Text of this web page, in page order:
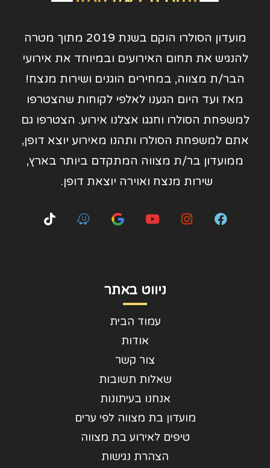
מועדון הסולרו הוקם בשנת 2019 מתוך מטרה
להנגיש את תחום האירועים ובמיוחד את אירועי
הבר/ת מצווה, במחירים הוגנים ושירות מנצח!
מאז ועד היום הגענו לאלפי לקוחות שהצטרפו
למשפחת הסולרו וחגגו אצלנו אירוע. הצטרפו גם
אתם למשפחת הסולרו ותהנו מאירוע יוצא דופן,
ממועדון בר/ת מצווה המתקדם ביותר בארץ,
שירות מנצח ואוירה יוצאת דופן.
ניווט באתר
עמוד הבית
אודות
צור קשר
שאלות תשובות
אנחנו בעיתונות
מועדון בת מצווה לפי ערים
טיפים לאירוע בת מצווה
הצהרת נגישות